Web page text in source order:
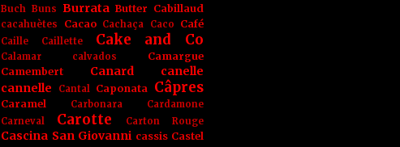
Buch Buns Burrata Butter Cabillaud
cacahuètes Cacao Cachaça Caco Café
Caille Caillette Cake and Co
Calamar calvados
Camargue
Camembert
Canard
canelle
cannelle
Cantal Caponata Câpres
Caramel Carbonara
Cardamone
Carneval
Carotte Carton Rouge
Cascina San Giovanni cassis Castel